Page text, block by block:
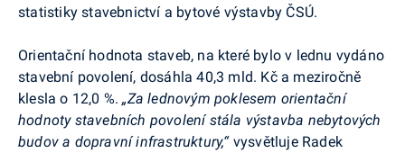
statistiky stavebnictví a bytové výstavby ČSÚ.
Orientační hodnota staveb, na které bylo v lednu vydáno
stavební povolení, dosáhla 40,3 mld. Kč a meziročně
klesla o 12,0 %. „Za lednovým poklesem orientační
hodnoty stavebních povolení stála výstavba nebytových
budov a dopravní infrastruktury,“ vysvětlujeRadek